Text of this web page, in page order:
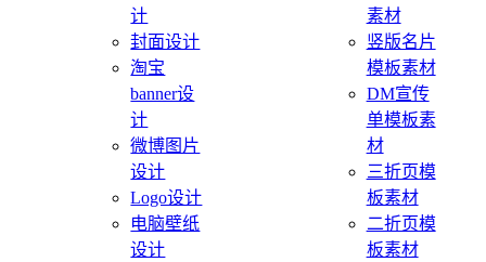
计
封面设计
淘宝
banner设
计
微博图片
设计
Logo设计
电脑壁纸
设计
素材
竖版名片
模板素材
DM宣传
单模板素
材
三折页模
板素材
二折页模
板素材